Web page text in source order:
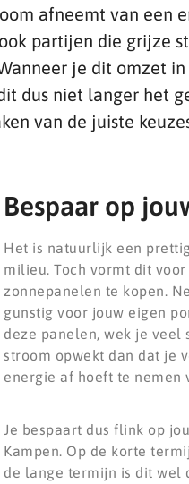
afneemt van een
partijen die grijze
je dit omzet
dus niet langer het
van de juiste
Bespaar op
Het is natuurlijk een
milieu. Toch vormt dit
zonnepanelen te kopen.
gunstig voor jouw eigen
deze panelen, wek je veel
stroom opwekt dan dat je
energie af hoeft te nemen
Je bespaart dus flink op
Kampen. Op de korte
de lange termijn is dit wel